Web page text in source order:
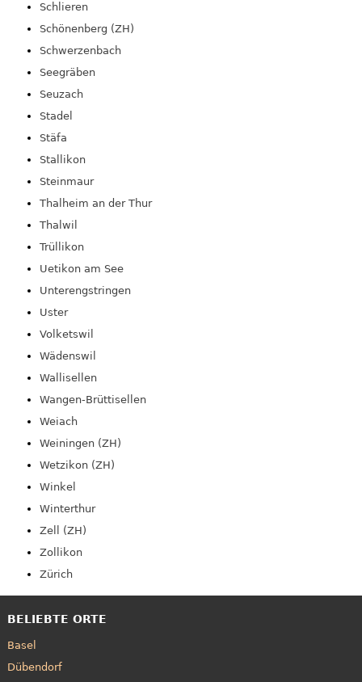
Schlieren
Schönenberg (ZH)
Schwerzenbach
Seegräben
Seuzach
Stadel
Stäfa
Stallikon
Steinmaur
Thalheim an der Thur
Thalwil
Trüllikon
Uetikon am See
Unterengstringen
Uster
Volketswil
Wädenswil
Wallisellen
Wangen-Brüttisellen
Weiach
Weiningen (ZH)
Wetzikon (ZH)
Winkel
Winterthur
Zell (ZH)
Zollikon
Zürich
BELIEBTE ORTE
Basel
Dübendorf